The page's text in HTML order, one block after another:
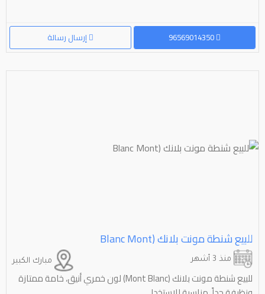
إرسال رسالة
للبيع شنطة مونت بلانك (⁦⁦Mont⁩⁩ ⁦⁦Blanc⁩⁩
مبارك الكبير منذ 3 أشهر
للبيع شنطة مونت بلانك (Mont Blanc) لون خمري أنيق، خامة ممتازة